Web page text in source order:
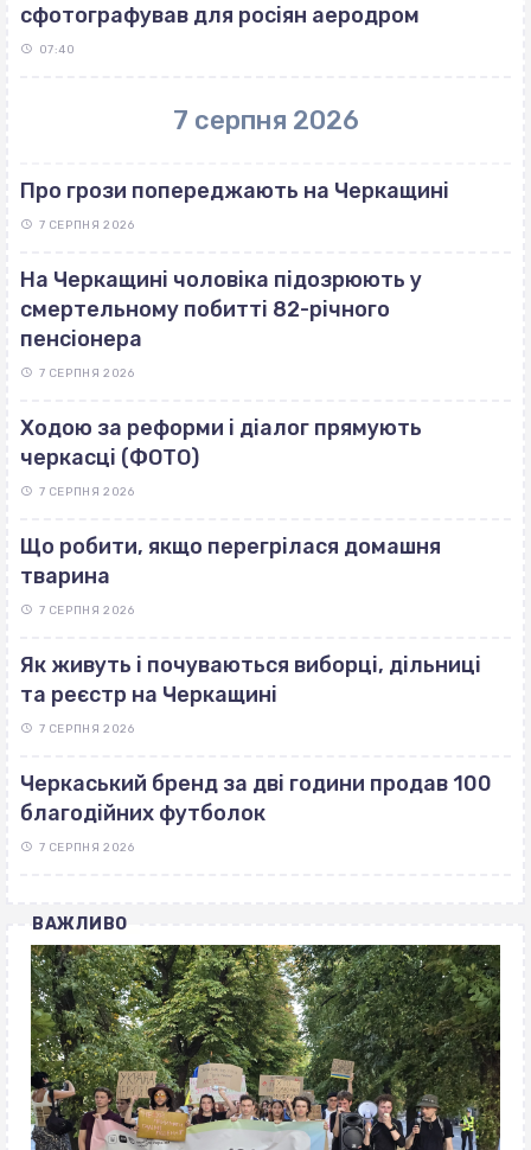
сфотографував для росіян аеродром
07:40
7 серпня 2026
Про грози попереджають на Черкащині
7 СЕРПНЯ 2026
На Черкащині чоловіка підозрюють у
смертельному побитті 82-річного
пенсіонера
7 СЕРПНЯ 2026
Ходою за реформи і діалог прямують
черкасці (ФОТО)
7 СЕРПНЯ 2026
Що робити, якщо перегрілася домашня
тварина
7 СЕРПНЯ 2026
Як живуть і почуваються виборці, дільниці
та реєстр на Черкащині
7 СЕРПНЯ 2026
Черкаський бренд за дві години продав 100
благодійних футболок
7 СЕРПНЯ 2026
ВАЖЛИВО